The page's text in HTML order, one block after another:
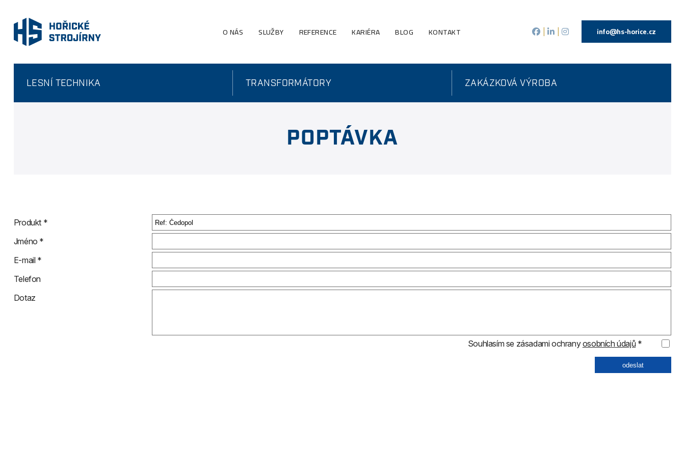
O NÁS SLUŽBY REFERENCE KARIÉRA BLOG KONTAKT info@hs-horice.cz
LESNÍ TECHNIKA TRANSFORMÁTORY ZAKÁZKOVÁ VÝROBA
POPTÁVKA
Produkt *
Jméno *
E-mail *
Telefon
Dotaz
Souhlasím se zásadami ochranyosobních údajů*
odeslat